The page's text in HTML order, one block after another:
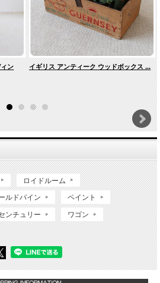
ン
イギリス アンティーク ウッドボックス ...
ロイドルーム
ルドパイン ペイント
ンチュリー ワゴン